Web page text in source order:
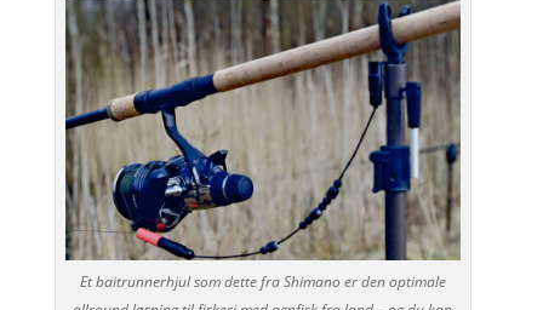
Et baitrunnerhjul som dette fra Shimano er den optimale